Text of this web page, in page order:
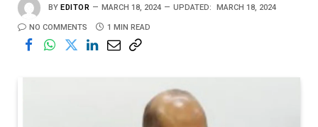
BY EDITOR MARCH 18, 2024 UPDATED: MARCH 18, 2024
NO COMMENTS 1 MIN READ